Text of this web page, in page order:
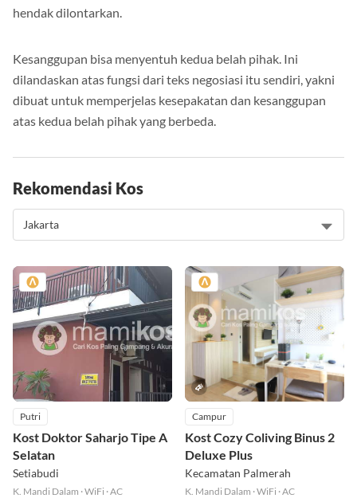
hendak dilontarkan.
Kesanggupan bisa menyentuh kedua belah pihak. Ini
dilandaskan atas fungsi dari teks negosiasi itu sendiri, yakni
dibuat untuk memperjelas kesepakatan dan kesanggupan
atas kedua belah pihak yang berbeda.
Rekomendasi Kos
Putri
Kost Doktor Saharjo Tipe A
Selatan
Setiabudi
K. Mandi Dalam ·WiFi ·AC
Campur
Kost Cozy Coliving Binus 2
Deluxe Plus
Kecamatan Palmerah
K. Mandi Dalam ·WiFi ·AC